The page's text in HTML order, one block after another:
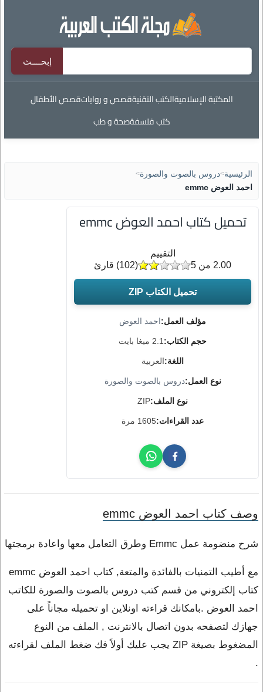
المكتبة الإسلاميةالكتب التقنيةقصص و رواياتقصص الأطفال
كتب فلسفةصحة و طب
الرئيسية>دروس بالصوت والصورة>
احمد العوض emmc
تحميل كتاب احمد العوض emmc
مؤلف العمل:احمد العوض
حجم الكتاب: 2.1 ميغا بايت
اللغة:العربية
نوع العمل:دروس بالصوت والصورة
نوع الملف:ZIP
عدد القراءات:1605 مرة
التقييم
(
102) قارئ 2.00 من 5
تحميل الكتاب ZIP
وصف كتاب احمد العوض emmc
شرح منضومة عمل Emmc وطرق التعامل معها واعادة برمجتها
مع أطيب التمنيات بالفائدة والمتعة, كتاب احمد العوض emmc
كتاب إلكتروني من قسم كتب دروس بالصوت والصورة للكاتب
احمد العوض .بامكانك قراءته اونلاين او تحميله مجاناً على
جهازك لتصفحه بدون اتصال بالانترنت , الملف من النوع
المضغوط بصيغة ZIP يجب عليك أولاً فك ضغط الملف لقراءته
.